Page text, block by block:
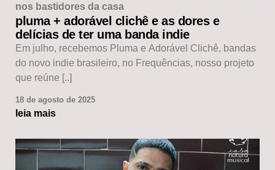
nos bastidores da casa
pluma + adorável clichê e as dores e
delícias de ter uma banda indie
Em julho, recebemos Pluma e Adorável Clichê, bandas
do novo indie brasileiro, no Frequências, nosso projeto
que reúne [..]
18 de agosto de 2025
leia mais